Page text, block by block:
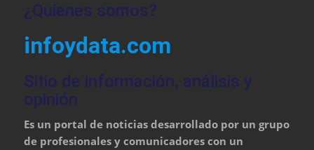
¿Quienes somos?
infoydata.com
Sitio de información, análisis y
opinión
Es un portal de noticias desarrollado por un grupo
de profesionales y comunicadores con un